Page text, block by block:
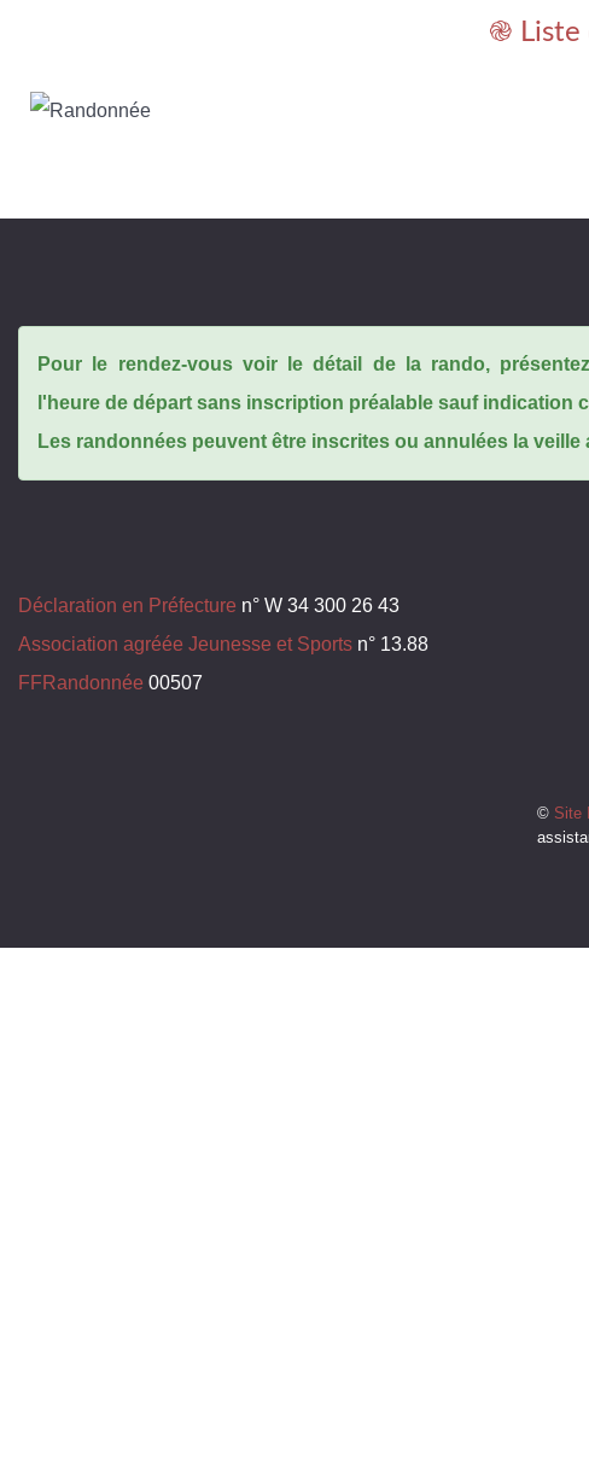
֎ Liste
Pour le rendez-vous voir le détail de la rando,
l'heure de départ sans inscription préalable sauf indication
Les randonnées peuvent être inscrites ou annulées la veille
Déclaration en Préfecture n° W 34 300 26 43
Association agréée Jeunesse et Sports n° 13.88
FFRandonnée 00507
© Site